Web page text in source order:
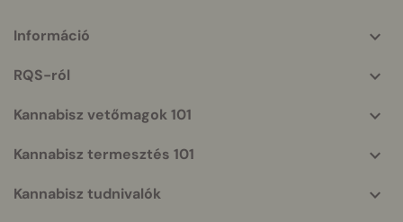
info
Információ
RQS-ról
Kannabisz vetőmagok 101
Kannabisz termesztés 101
Kannabisz tudnivalók